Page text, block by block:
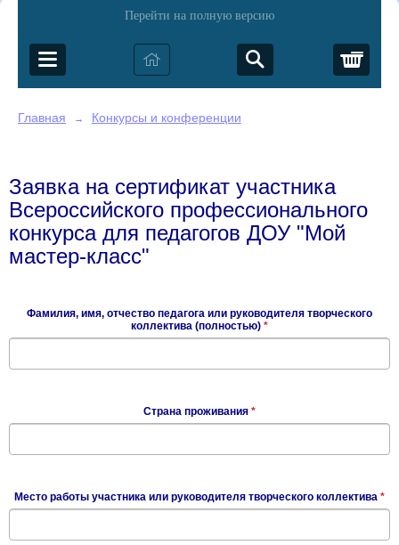
Перейти на полную версию
Главная → Конкурсы и конференции
Заявка на сертификат участника
Всероссийского профессионального
конкурса для педагогов ДОУ "Мой
мастер-класс"
Фамилия, имя, отчество педагога или руководителя творческого
коллектива (полностью) *
Страна проживания *
Место работы участника или руководителя творческого коллектива *